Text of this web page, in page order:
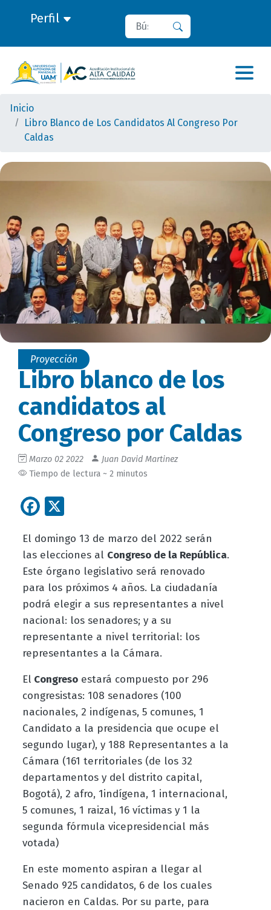
Perfil Buscar
Inicio
Libro Blanco de Los Candidatos Al Congreso Por
Caldas
Proyección
Libro blanco de los
candidatos al
Congreso por Caldas
Marzo 02 2022
Juan David Martinez
Tiempo de lectura ~ 2 minutos
Facebook
El domingo 13 de marzo del 2022 serán
las elecciones al Congreso de la República.
Este órgano legislativo será renovado
para los próximos 4 años. La ciudadanía
podrá elegir a sus representantes a nivel
nacional: los senadores; y a su
representante a nivel territorial: los
representantes a la Cámara.
El Congresoestará compuesto por 296
congresistas: 108 senadores (100
nacionales, 2 indígenas, 5 comunes, 1
Candidato a la presidencia que ocupe el
segundo lugar), y 188 Representantes a la
Cámara (161 territoriales (de los 32
departamentos y del distrito capital,
Bogotá), 2 afro, 1indígena, 1 internacional,
5 comunes, 1 raizal, 16 víctimas y 1 la
segunda fórmula vicepresidencial más
votada)
En este momento aspiran a llegar al
Senado 925 candidatos, 6 de los cuales
nacieron en Caldas. Por su parte, para